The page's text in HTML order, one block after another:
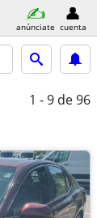
anúnciate cuenta
1 - 9 de 96